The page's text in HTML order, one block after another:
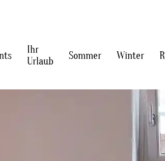
Ihr
Urlaub
Sommer Winter